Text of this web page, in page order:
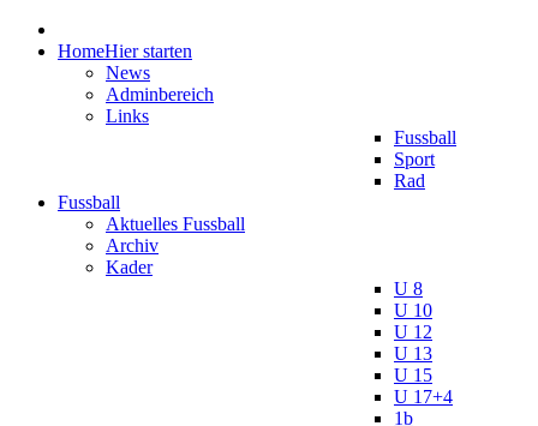
HomeHier starten
News
Adminbereich
Links
Fussball
Sport
Rad
Fussball
Aktuelles Fussball
Archiv
Kader
U 8
U 10
U 12
U 13
U 15
U 17+4
1b